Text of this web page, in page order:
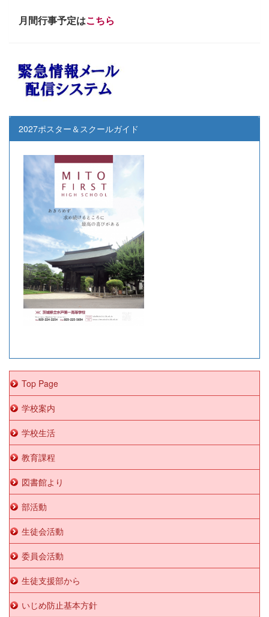
月間行事予定はこちら
2027ポスター＆スクールガイド
Top Page
学校案内
学校生活
教育課程
図書館より
部活動
生徒会活動
委員会活動
生徒支援部から
いじめ防止基本方針